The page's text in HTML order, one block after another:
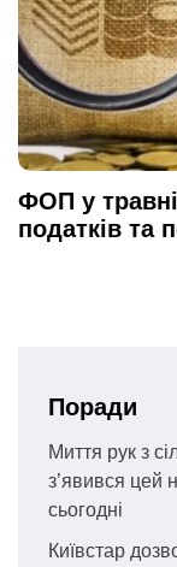
ФОП у
податків та
Поради
Миття рук з
з’явився цей
сьогодні
Київстар